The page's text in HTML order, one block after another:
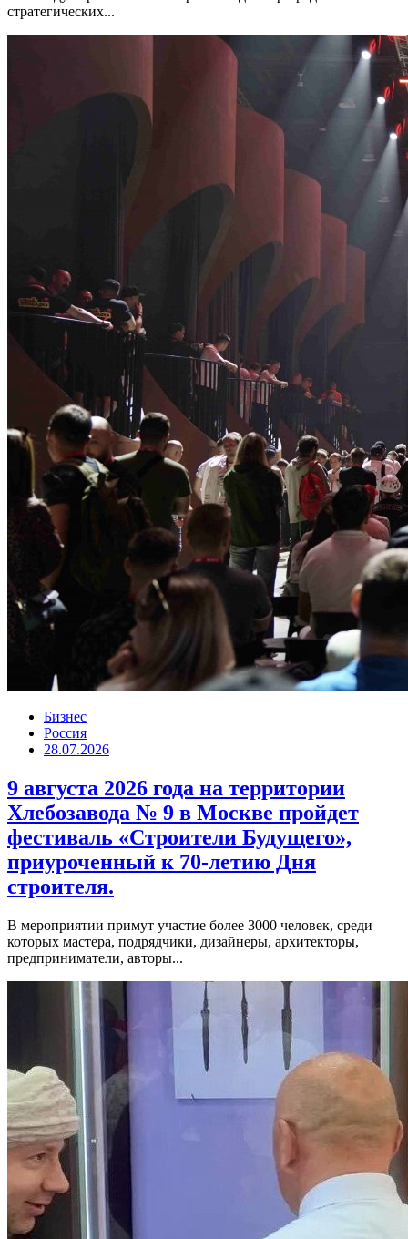
стратегических...
Бизнес
Россия
28.07.2026
9 августа 2026 года на территории
Хлебозавода № 9 в Москве пройдет
фестиваль «Строители Будущего»,
приуроченный к 70-летию Дня
строителя.
В мероприятии примут участие более 3000 человек, среди
которых мастера, подрядчики, дизайнеры, архитекторы,
предприниматели, авторы...